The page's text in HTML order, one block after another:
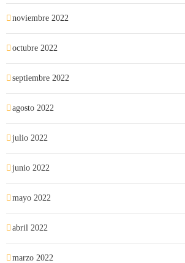
noviembre 2022
octubre 2022
septiembre 2022
agosto 2022
julio 2022
junio 2022
mayo 2022
abril 2022
marzo 2022